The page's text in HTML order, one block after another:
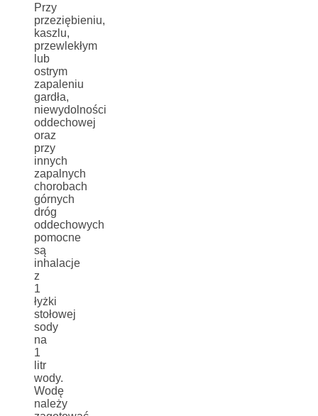
Przy
przeziębieniu,
kaszlu,
przewlekłym
lub
ostrym
zapaleniu
gardła,
niewydolności
oddechowej
oraz
przy
innych
zapalnych
chorobach
górnych
dróg
oddechowych
pomocne
są
inhalacje
z
1
łyżki
stołowej
sody
na
1
litr
wody.
Wodę
należy